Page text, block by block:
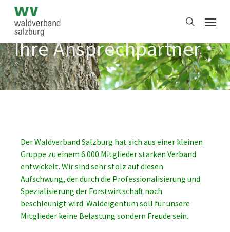
content
search
Menu
Ihre Ansprechpartner
Der Waldverband Salzburg hat sich aus einer kleinen
Gruppe zu einem 6.000 Mitglieder starken Verband
entwickelt. Wir sind sehr stolz auf diesen
Aufschwung, der durch die Professionalisierung und
Spezialisierung der Forstwirtschaft noch
beschleunigt wird. Waldeigentum soll für unsere
Mitglieder keine Belastung sondern Freude sein.